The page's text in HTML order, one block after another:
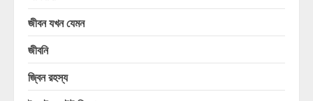
জীবন যখন যেমন
জীবনি
জ্বিন রহস্য